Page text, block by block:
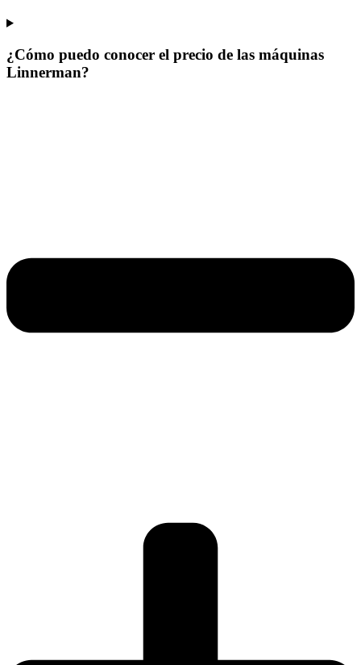
¿Cómo puedo conocer el precio de las máquinas
Linnerman?